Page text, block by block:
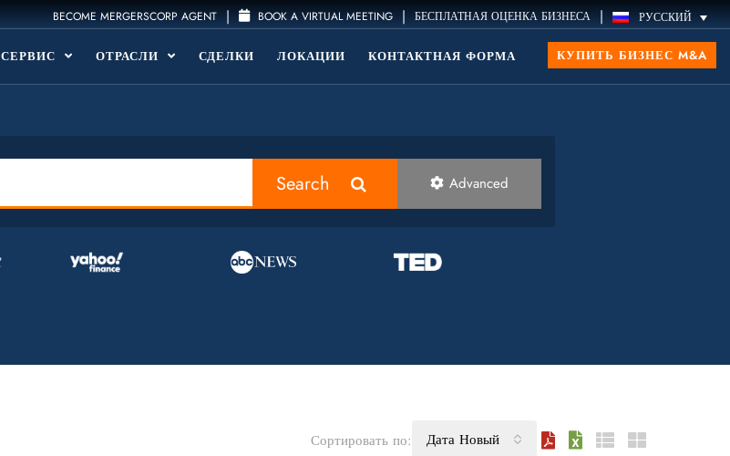
BECOME MERGERSCORP AGENT | BOOK A VIRTUAL MEETING | БЕСПЛАТНАЯ ОЦЕНКА БИЗНЕСА | РУССКИЙ
СЕРВИС ОТРАСЛИ СДЕЛКИ ЛОКАЦИИ КОНТАКТНАЯ ФОРМА КУПИТЬ БИЗНЕС M&A
Search Advanced
Сортировать по: Дата Новый